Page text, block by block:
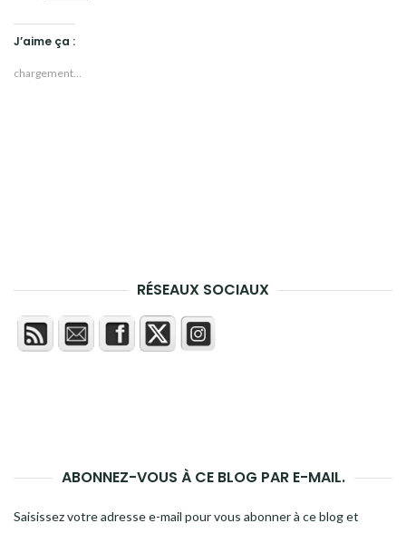
J’aime ça :
chargement…
RÉSEAUX SOCIAUX
ABONNEZ-VOUS À CE BLOG PAR E-MAIL.
Saisissez votre adresse e-mail pour vous abonner à ce blog et